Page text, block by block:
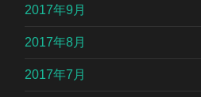
2017年9月
2017年8月
2017年7月